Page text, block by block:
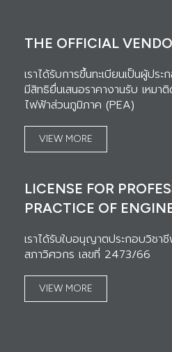
THE OFFICIAL
เราได้รับการขึ้นทะเบียนเป็นผู้ปร
มีสิทธิยื่นเสนอราคางานรับ เหมา
ไฟฟ้าส่วนภูมิภาค (PEA)
VIEW MORE
LICENSE FOR
PRACTICE OF
เราได้รับใบอนุญาตประกอบวิช
สภาวิศวกร เลขที่ 2473/66
VIEW MORE